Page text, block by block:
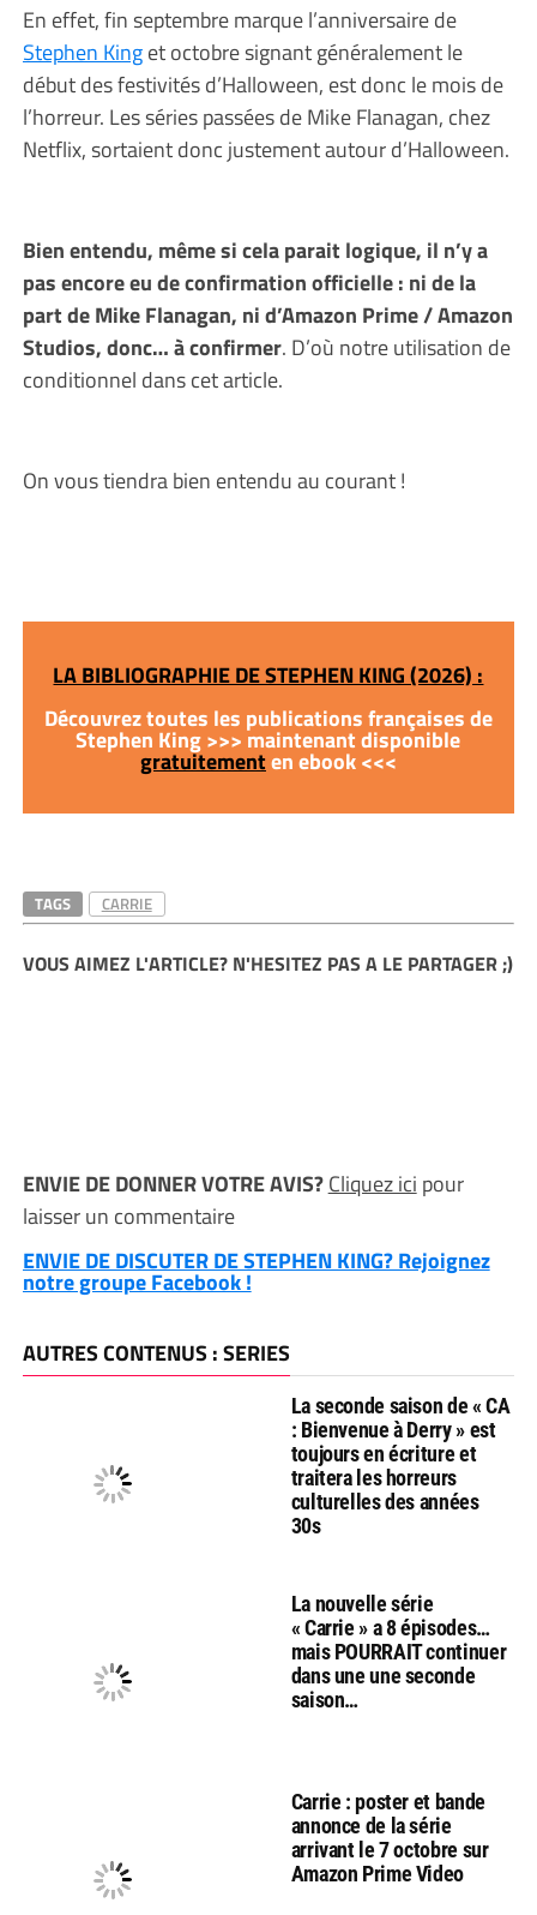
En effet, fin septembre marque l’anniversaire de
Stephen Kinget octobre signant généralement le
début des festivités d’Halloween, est donc le mois de
l’horreur. Les séries passées de Mike Flanagan, chez
Netflix, sortaient donc justement autour d’Halloween.
Bien entendu, même si cela parait logique, il n’y a
pas encore eu de confirmation officielle : ni de la
part de Mike Flanagan, ni d’Amazon Prime / Amazon
Studios, donc… à confirmer. D’où notre utilisation de
conditionnel dans cet article.
On vous tiendra bien entendu au courant !
LA BIBLIOGRAPHIE DE STEPHEN KING (2026) :
Découvrez toutes les publications françaises de
Stephen King >>> maintenant disponible
gratuitementen ebook <<<
TAGS CARRIE
VOUS AIMEZ L'ARTICLE? N'HESITEZ PAS A LE PARTAGER ;)
ENVIE DE DONNER VOTRE AVIS?Cliquez ici pour
laisser un commentaire
ENVIE DE DISCUTER DE STEPHEN KING? Rejoignez
notre groupe Facebook !
AUTRES CONTENUS : SERIES
La seconde saison de « CA
: Bienvenue à Derry » est
toujours en écriture et
traitera les horreurs
culturelles des années
30s
La nouvelle série
« Carrie » a 8 épisodes…
mais POURRAIT continuer
dans une une seconde
saison…
Carrie : poster et bande
annonce de la série
arrivant le 7 octobre sur
Amazon Prime Video